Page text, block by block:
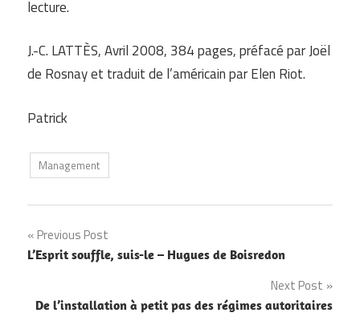
lecture.
J.-C. LATTÈS, Avril 2008, 384 pages, préfacé par Joël
de Rosnay et traduit de l’américain par Elen Riot.
Patrick
Management
Navigation
de
l’article
Previous Post
L’Esprit souffle, suis-le – Hugues de Boisredon
Next Post
De l’installation à petit pas des régimes autoritaires